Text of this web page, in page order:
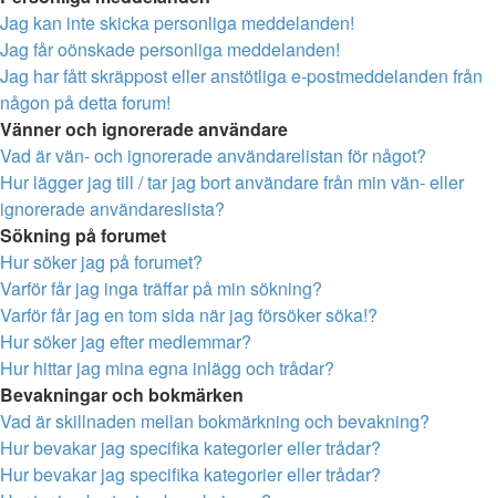
Jag kan inte skicka personliga meddelanden!
Jag får oönskade personliga meddelanden!
Jag har fått skräppost eller anstötliga e-postmeddelanden från
någon på detta forum!
Vänner och ignorerade användare
Vad är vän- och ignorerade användarelistan för något?
Hur lägger jag till / tar jag bort användare från min vän- eller
ignorerade användareslista?
Sökning på forumet
Hur söker jag på forumet?
Varför får jag inga träffar på min sökning?
Varför får jag en tom sida när jag försöker söka!?
Hur söker jag efter medlemmar?
Hur hittar jag mina egna inlägg och trådar?
Bevakningar och bokmärken
Vad är skillnaden mellan bokmärkning och bevakning?
Hur bevakar jag specifika kategorier eller trådar?
Hur bevakar jag specifika kategorier eller trådar?